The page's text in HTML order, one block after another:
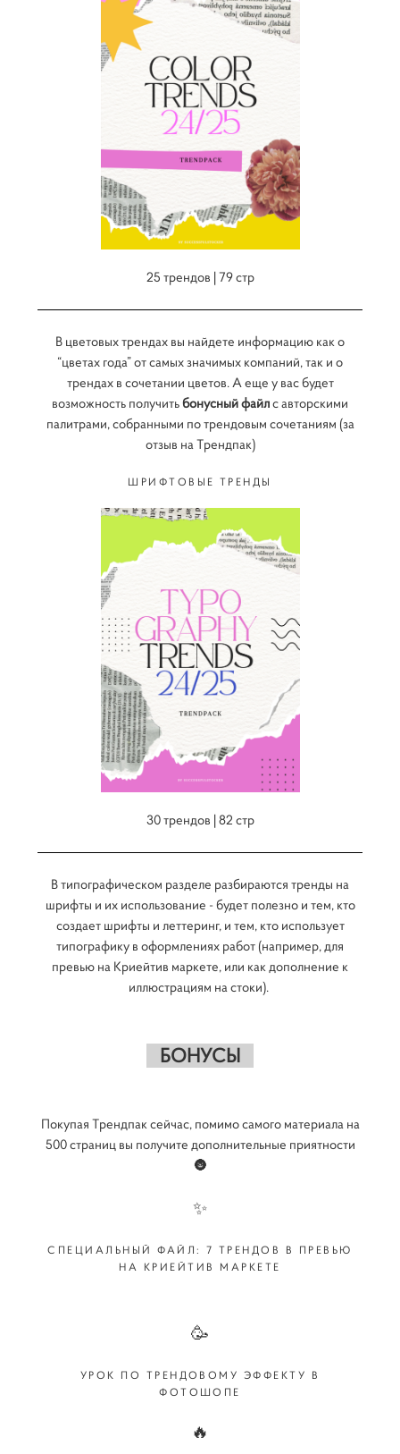
25 трендов | 79 стр
В цветовых трендах вы найдете информацию как о
“цветах года” от самых значимых компаний, так и о
трендах в сочетании цветов. А еще у вас будет
возможность получитьбонусный файлс авторскими
палитрами, собранными по трендовым сочетаниям (за
отзыв на Трендпак)
ШРИФТОВЫЕ ТРЕНДЫ
30 трендов | 82 стр
В типографическом разделе разбираются тренды на
шрифты и их использование - будет полезно и тем, кто
создает шрифты и леттеринг, и тем, кто использует
типографику в оформлениях работ (например, для
превью на Криейтив маркете, или как дополнение к
иллюстрациям на стоки).
БОНУСЫ
Покупая Трендпак сейчас, помимо самого материала на
500 страниц вы получите дополнительные приятности
🌚
✨
СПЕЦИАЛЬНЫЙ ФАЙЛ: 7 ТРЕНДОВ В ПРЕВЬЮ
НА КРИЕЙТИВ МАРКЕТЕ
🥳
УРОК ПО ТРЕНДОВОМУ ЭФФЕКТУ В
ФОТОШОПЕ
🔥